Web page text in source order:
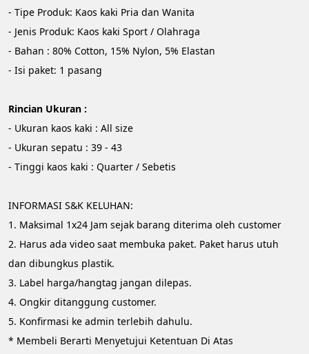
- Tipe Produk: Kaos kaki Pria dan Wanita
- Jenis Produk: Kaos kaki Sport / Olahraga
- Bahan : 80% Cotton, 15% Nylon, 5% Elastan
- Isi paket: 1 pasang
Rincian Ukuran :
- Ukuran kaos kaki : All size
- Ukuran sepatu : 39 - 43
- Tinggi kaos kaki : Quarter / Sebetis
INFORMASI S&K KELUHAN:
1. Maksimal 1x24 Jam sejak barang diterima oleh customer
2. Harus ada video saat membuka paket. Paket harus utuh
dan dibungkus plastik.
3. Label harga/hangtag jangan dilepas.
4. Ongkir ditanggung customer.
5. Konfirmasi ke admin terlebih dahulu.
* Membeli Berarti Menyetujui Ketentuan Di Atas